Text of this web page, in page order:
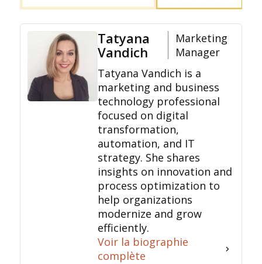
Tatyana
Vandich
Marketing
Manager
Tatyana Vandich is a
marketing and business
technology professional
focused on digital
transformation,
automation, and IT
strategy. She shares
insights on innovation and
process optimization to
help organizations
modernize and grow
efficiently.
Voir la biographie
complète